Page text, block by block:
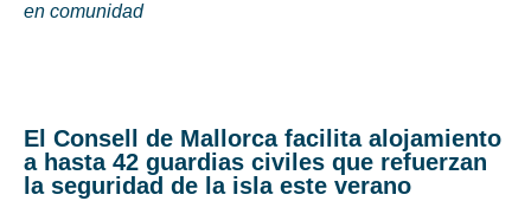
en comunidad
El Consell de Mallorca facilita alojamiento
a hasta 42 guardias civiles que refuerzan
la seguridad de la isla este verano